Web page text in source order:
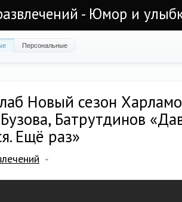
- Юмор и
Персональные
Новый сезон
Батрутдинов
Ещё раз»